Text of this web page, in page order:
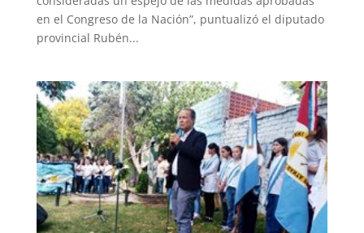
en el Congreso de la Nación”, puntualizó el diputado
provincial Rubén...